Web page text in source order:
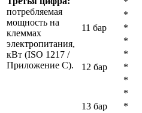
потребляемая
мощность на
клеммах
электропитания,
кВт (ISO 1217 /
Приложение C).
11 бар
*
*
*
12 бар
*
*
*
13 бар
*
*